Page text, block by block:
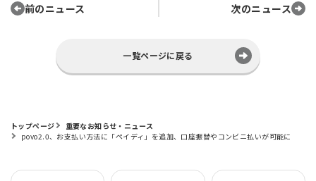
前のニュース 次のニュース
一覧ページに戻る
トップページ
重要なお知らせ・ニュース
povo2.0、お支払い方法に「ペイディ」を追加、口座振替やコンビニ払いが可能に